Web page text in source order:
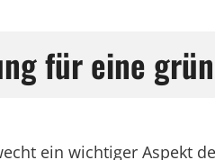
für eine
ein wichtiger Aspekt